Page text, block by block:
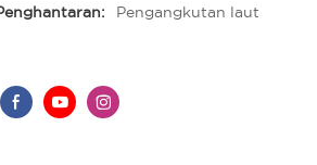
Pengangkutan laut